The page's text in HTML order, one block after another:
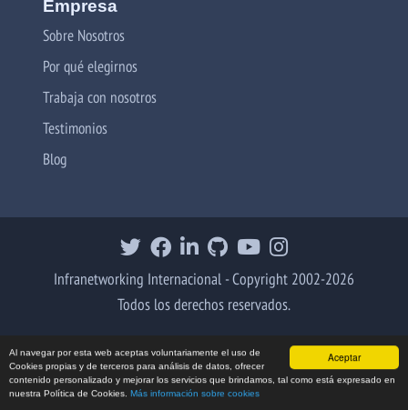
Aceptar
Al navegar por esta web aceptas voluntariamente el uso de
Cookies propias y de terceros para análisis de datos, ofrecer
contenido personalizado y mejorar los servicios que brindamos, tal como está expresado en
nuestra Política de Cookies. Más información sobre cookies
Empresa
Sobre Nosotros
Por qué elegirnos
Trabaja con nosotros
Testimonios
Blog
Infranetworking Internacional - Copyright 2002-2026
Todos los derechos reservados.